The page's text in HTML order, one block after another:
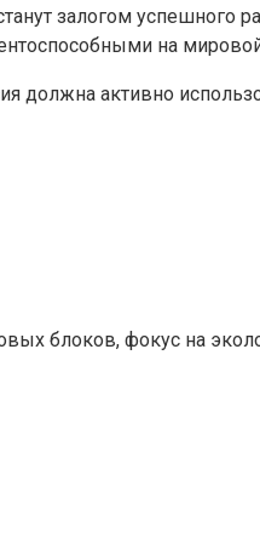
залогом успешного
на
должна активно
блоков, фокус на